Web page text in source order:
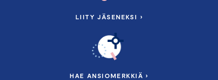
LIITY JÄSENEKSI ›
HAE ANSIOMERKKIÄ ›